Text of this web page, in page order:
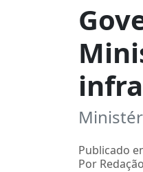
Publicado
Por Redação